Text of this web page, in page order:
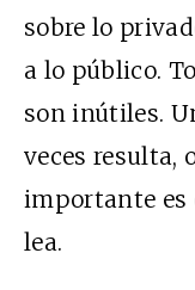
sobre lo
a lo público.
son inútiles.
veces resulta,
importante es
lea.